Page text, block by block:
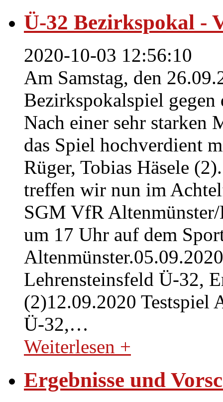
Ü-32 Bezirkspokal -
2020-10-03 12:56:10
Am Samstag, den
Bezirkspokalspiel
Nach einer sehr starken
das Spiel hochverdient
Rüger, Tobias Häsele
treffen wir nun im
SGM VfR
um 17 Uhr auf dem
Lehrensteinsfeld Ü-32,
(2)12.09.2020 Testspiel
Ü-32,…
Weiterlesen +
Ergebnisse und